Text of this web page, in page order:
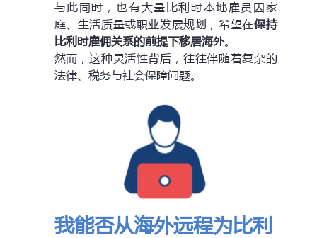
与此同时，也有大量比利时本地雇员因家
庭、生活质量或职业发展规划，希望在保持
比利时雇佣关系的前提下移居海外。
然而，这种灵活性背后，往往伴随着复杂的
法律、税务与社会保障问题。
我能否从海外远程为比利